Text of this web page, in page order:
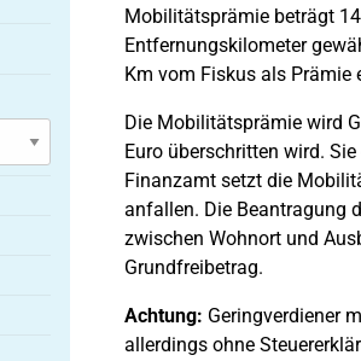
Mobilitätsprämie beträgt
Entfernungskilometer
Km vom Fiskus als Prämie
Die Mobilitätsprämie wird
Euro überschritten wird.
Finanzamt setzt die
anfallen. Die Beantragung
zwischen Wohnort und
Grundfreibetrag.
Achtung: Geringverdiener
allerdings ohne